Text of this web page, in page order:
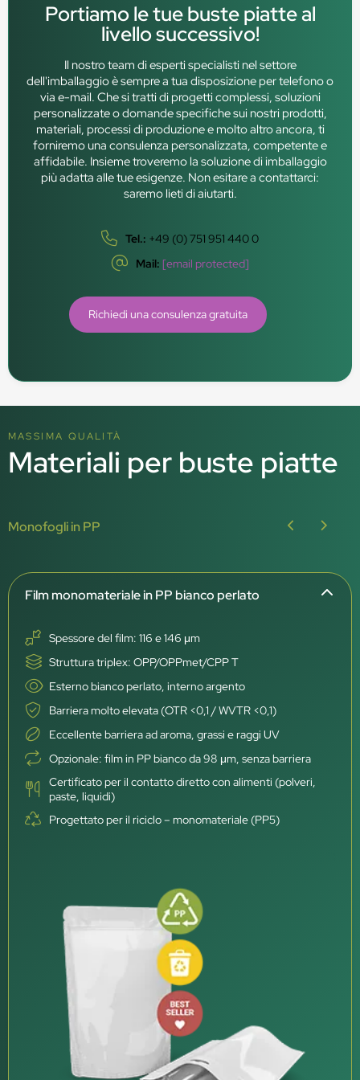
Portiamo le tue buste piatte al
livello successivo!
Il nostro team di esperti specialisti nel settore
dell'imballaggio è sempre a tua disposizione per telefono o
via e-mail. Che si tratti di progetti complessi, soluzioni
personalizzate o domande specifiche sui nostri prodotti,
materiali, processi di produzione e molto altro ancora, ti
forniremo una consulenza personalizzata, competente e
affidabile. Insieme troveremo la soluzione di imballaggio
più adatta alle tue esigenze. Non esitare a contattarci:
saremo lieti di aiutarti.
Tel.: +49 (0) 751 951 440 0
Mail: [email protected]
Richiedi una consulenza gratuita
MASSIMA QUALITÀ
Materiali per buste piatte
Monofogli in PP
Film monomateriale in PP bianco perlato
Spessore del film: 116 e 146 μm
Struttura triplex: OPP/OPPmet/CPP T
Esterno bianco perlato, interno argento
Barriera molto elevata (OTR <0,1 / WVTR <0,1)
Eccellente barriera ad aroma, grassi e raggi UV
Opzionale: film in PP bianco da 98 μm, senza barriera
Certificato per il contatto diretto con alimenti (polveri,
paste, liquidi)
Progettato per il riciclo – monomateriale (PP5)